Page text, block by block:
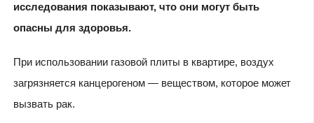
исследования показывают, что они могут быть
опасны для здоровья.
При использовании газовой плиты в квартире, воздух
загрязняется канцерогеном — веществом, которое может
вызвать рак.